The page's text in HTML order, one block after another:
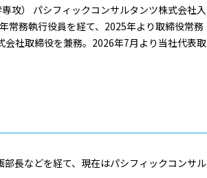
攻） パシフィックコンサルタンツ株式会社入
常務執行役員を経て、2025年より取締役常務
社取締役を兼務。2026年7月より当社代表取
長などを経て、現在はパシフィックコンサル